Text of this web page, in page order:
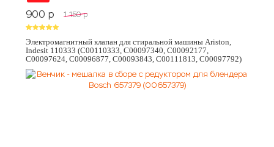
900 p 1 150 p
Электромагнитный клапан для стиральной машины Ariston,
Indesit 110333 (C00110333, C00097340, C00092177,
C00097624, C00096877, C00093843, C00111813, C00097792)